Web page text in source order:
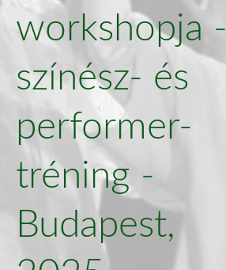
workshopja -
színész- és
performer-
tréning -
Budapest,